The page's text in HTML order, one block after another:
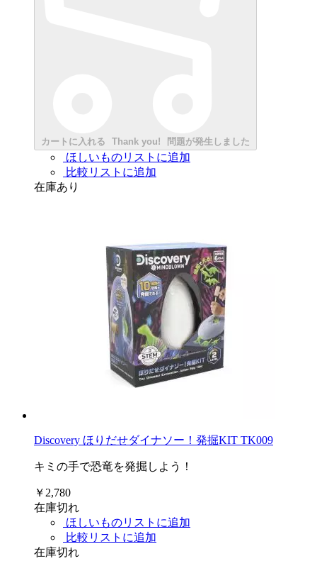
カートに入れる Thank you! 問題が発生しました
ほしいものリストに追加
比較リストに追加
在庫あり
Discovery ほりだせダイナソー！発掘KIT TK009
キミの手で恐竜を発掘しよう！
￥2,780
在庫切れ
ほしいものリストに追加
比較リストに追加
在庫切れ